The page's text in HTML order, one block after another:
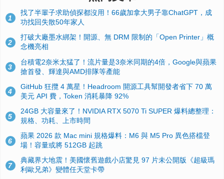
1
找了半輩子求助偵探都沒用！66歲加拿大男子靠ChatGPT，成
功找回失散50年家人
2
打破大廠墨水綁架！開源、無 DRM 限制的「Open Printer」概
念機亮相
3
台積電2奈米太猛了！流片量是3奈米同期的4倍，Google與蘋果
搶首發、輝達與AMD排隊等產能
4
GitHub 狂攬 4 萬星！Headroom 開源工具幫開發者省下 70 萬
美元 API 費，Token 消耗暴降 92%
5
24GB 大容量來了！NVIDIA RTX 5070 Ti SUPER 爆料總整理：
規格、功耗、上市時間
6
蘋果 2026 款 Mac mini 規格爆料：M6 與 M5 Pro 異色搭檔登
場！容量或將 512GB 起跳
7
典藏界大地震！美國懷舊遊戲小店驚見 97 片未公開版《超級瑪
利歐兄弟》變體任天堂卡帶